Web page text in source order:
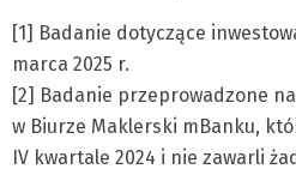
[1] Badanie dotyczące
marca 2025 r.
[2] Badanie przeprowadzone
w Biurze Maklerski mBanku,
IV kwartale 2024 i nie zawarli